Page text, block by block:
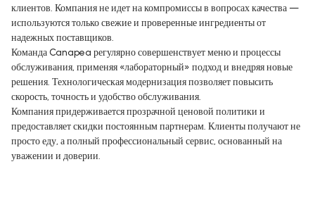
клиентов. Компания не идет на компромиссы в вопросах качества —
используются только свежие и проверенные ингредиенты от
надежных поставщиков.
Команда Canapea регулярно совершенствует меню и процессы
обслуживания, применяя «лабораторный» подход и внедряя новые
решения. Технологическая модернизация позволяет повысить
скорость, точность и удобство обслуживания.
Компания придерживается прозрачной ценовой политики и
предоставляет скидки постоянным партнерам. Клиенты получают не
просто еду, а полный профессиональный сервис, основанный на
уважении и доверии.